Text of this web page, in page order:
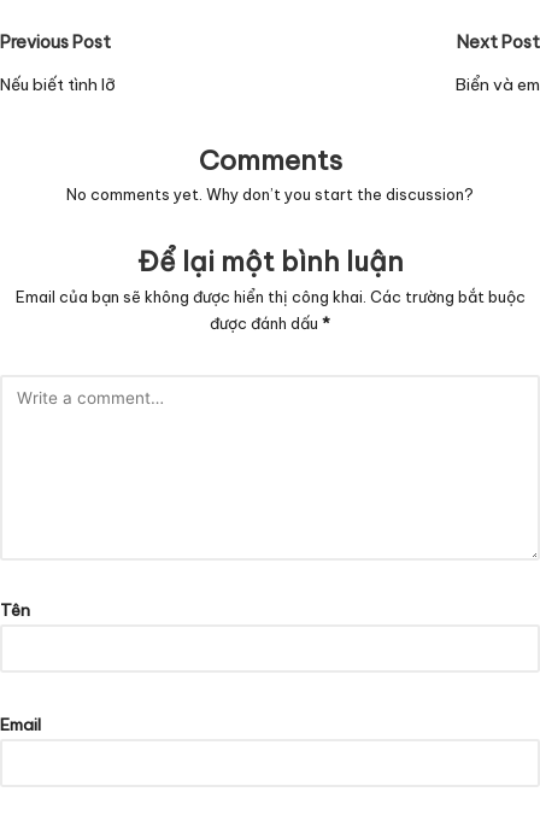
Post
navigation
Previous Post
Nếu biết tình lỡ
Next Post
Biển và em
Comments
No comments yet. Why don’t you start the discussion?
Để lại một bình luận
Email của bạn sẽ không được hiển thị công khai. Các trường bắt buộc
được đánh dấu *
Tên
Email